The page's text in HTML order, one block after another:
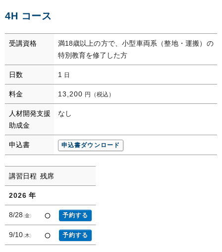
4H コース
受講資格
満18歳以上の方で、小型車両系（整地・運搬）の
特別教育を修了した方
日数 1 日
料金 13,200 円（税込）
人材開発支援
助成金
なし
申込書 申込書ダウンロード
講習日程 残席
2026 年
8/28 金 予約する
9/10 木 予約する